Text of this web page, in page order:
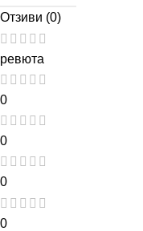
Отзиви (0)
ревюта
0
0
0
0